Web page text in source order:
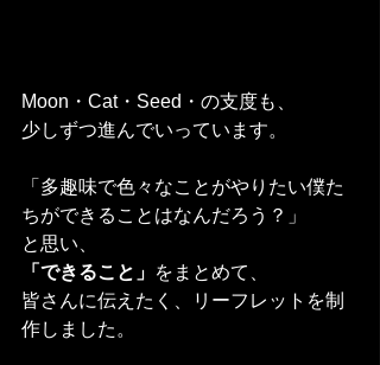
Moon・Cat・Seed・の支度も、
少しずつ進んでいっています。
「多趣味で色々なことがやりたい僕た
ちができることはなんだろう？」
と思い、
「できること」 をまとめて、
皆さんに伝えたく、リーフレットを制
作しました。